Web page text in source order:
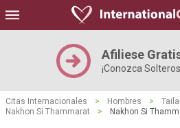
Afiliese
¡Conozca
Citas Internacionales > Hombres >
Nakhon Si Thammarat
> Nakhon Si